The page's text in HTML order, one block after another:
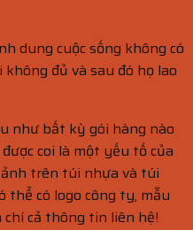
dung cuộc sống không có
đủ và sau đó họ lao
như bất kỳ gói hàng nào
coi là một yếu tố của
trên túi nhựa và túi
thể có logo công ty, mẫu
cả thông tin liên hệ!